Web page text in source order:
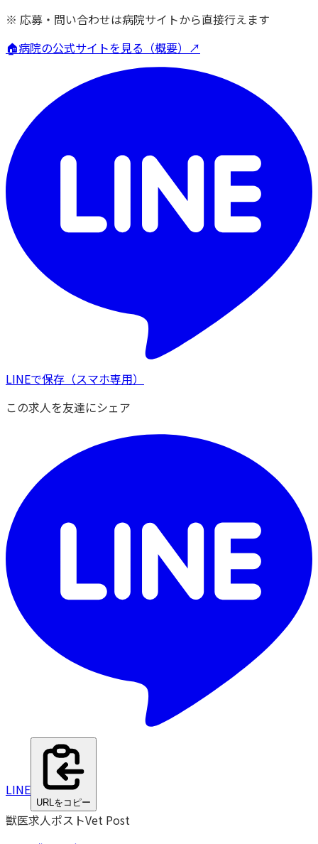
※ 応募・問い合わせは病院サイトから直接行えます
🏠病院の公式サイトを見る（概要）↗
LINEで保存 （スマホ専用）
この求人を友達にシェア
LINE
URLをコピー
獣医求人ポストVet Post